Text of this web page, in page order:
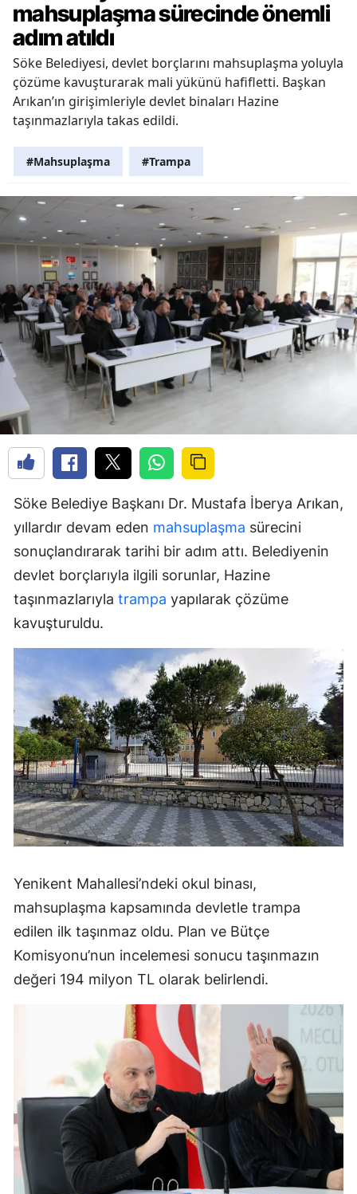
mahsuplaşma sürecinde önemli
adım atıldı
Söke Belediyesi, devlet borçlarını mahsuplaşma yoluyla
çözüme kavuşturarak mali yükünü hafifletti. Başkan
Arıkan’ın girişimleriyle devlet binaları Hazine
taşınmazlarıyla takas edildi.
#Mahsuplaşma #Trampa
Söke Belediye Başkanı Dr. Mustafa İberya Arıkan,
yıllardır devam eden mahsuplaşma sürecini
sonuçlandırarak tarihi bir adım attı. Belediyenin
devlet borçlarıyla ilgili sorunlar, Hazine
taşınmazlarıyla trampa yapılarak çözüme
kavuşturuldu.
Yenikent Mahallesi’ndeki okul binası,
mahsuplaşma kapsamında devletle trampa
edilen ilk taşınmaz oldu. Plan ve Bütçe
Komisyonu’nun incelemesi sonucu taşınmazın
değeri 194 milyon TL olarak belirlendi.